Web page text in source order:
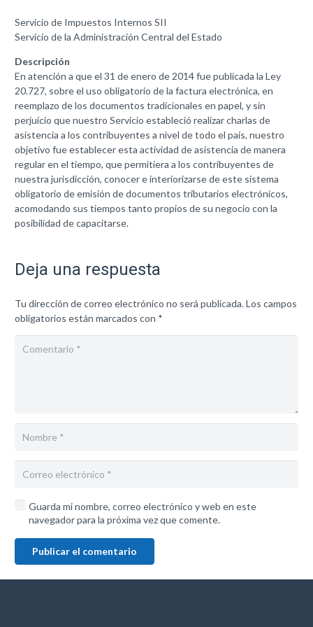
Servicio de Impuestos Internos SII
Servicio de la Administración Central del Estado
Descripción
En atención a que el 31 de enero de 2014 fue publicada la Ley
20.727, sobre el uso obligatorio de la factura electrónica, en
reemplazo de los documentos tradicionales en papel, y sin
perjuicio que nuestro Servicio estableció realizar charlas de
asistencia a los contribuyentes a nivel de todo el país, nuestro
objetivo fue establecer esta actividad de asistencia de manera
regular en el tiempo, que permitiera a los contribuyentes de
nuestra jurisdicción, conocer e interiorizarse de este sistema
obligatorio de emisión de documentos tributarios electrónicos,
acomodando sus tiempos tanto propios de su negocio con la
posibilidad de capacitarse.
Deja una respuesta
Tu dirección de correo electrónico no será publicada.Los campos
obligatorios están marcados con *
Guarda mi nombre, correo electrónico y web en este
navegador para la próxima vez que comente.
Publicar el comentario